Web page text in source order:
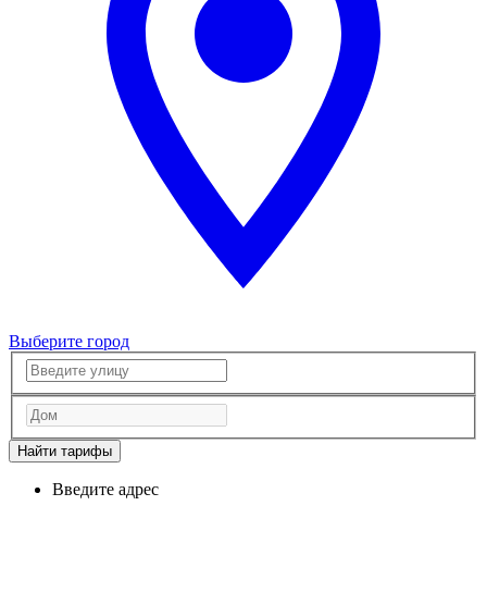
Выберите город
Найти тарифы
Введите адрес